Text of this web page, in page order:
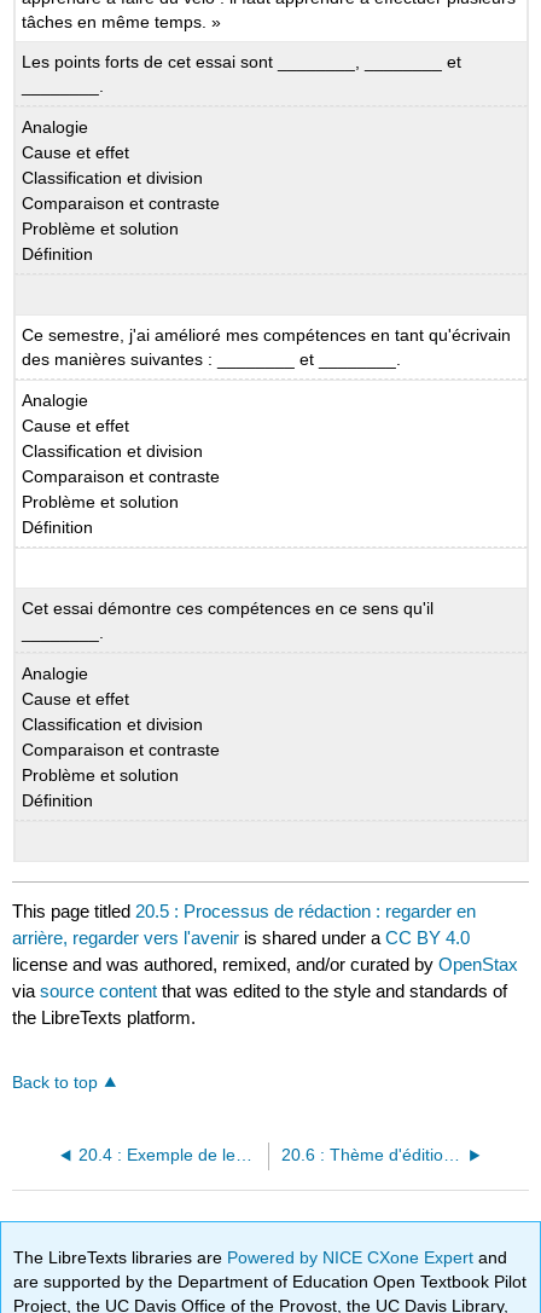
tâches en même temps. »
Les points forts de cet essai sont ________, ________ et
Analogie
Cause et effet
Classification et division
Comparaison et contraste
Problème et solution
Définition
Ce semestre, j'ai amélioré mes compétences en tant qu'écrivain
des manières suivantes : ________ et ________.
Analogie
Cause et effet
Classification et division
Comparaison et contraste
Problème et solution
Définition
Cet essai démontre ces compétences en ce sens qu'il
Analogie
Cause et effet
Classification et division
Comparaison et contraste
Problème et solution
Définition
This page titled 20.5 : Processus de rédaction : regarder en
arrière, regarder vers l'avenir is shared under aCC BY 4.0
license and was authored, remixed, and/or curated byOpenStax
viasource content that was edited to the style and standards of
the LibreTexts platform.
Back to top
20.4 : Exemple de lecture annoté : « Ne vous attendez pas à des félicitations » par Dale Trumbore 20.6 : Thème d'édition : Pronoms
The LibreTexts libraries are Powered by NICE CXone Expertand
are supported by the Department of Education Open Textbook Pilot
Project, the UC Davis Office of the Provost, the UC Davis Library,